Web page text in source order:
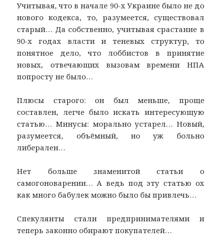
Учитывая, что в начале 90-х Украине было не до
нового кодекса, то, разумеется, существовал
старый… Да собственно, учитывая срастание в
90-х годах власти и теневых структур, то
понятное дело, что лоббистов в принятие
новых, отвечающих вызовам времени НПА
попросту не было…
Плюсы старого: он был меньше, проще
составлен, легче было искать интересующую
статью… Минусы: морально устарел… Новый,
разумеется, объёмный, но уж больно
либерален…
Нет больше знаменитой статьи о
самогоноварении… А ведь под эту статью ох
как много бабулек можно было бы привлечь…
Спекулянты стали предпринимателями и
теперь законно обирают покупателей…